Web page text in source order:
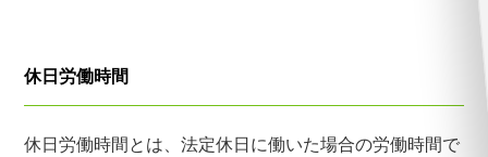
休日労働時間
休日労働時間とは、法定休日に働いた場合の労働時間で